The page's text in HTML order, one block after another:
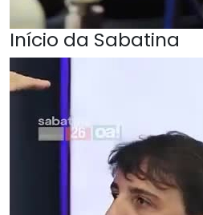
Início da Sabatina